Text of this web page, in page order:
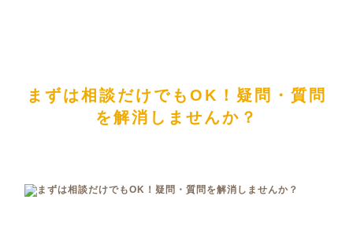
まずは相談だけでもOK！疑問・質問
を解消しませんか？